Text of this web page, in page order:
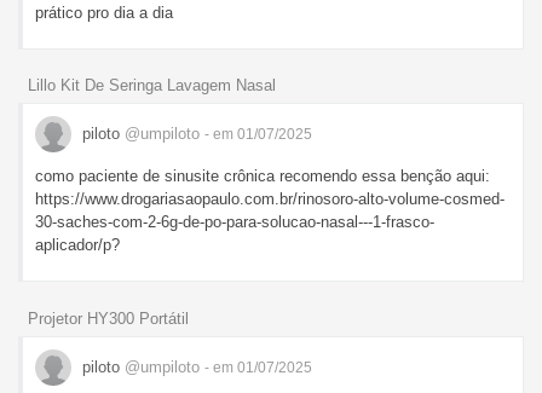
prático pro dia a dia
Lillo Kit De Seringa Lavagem Nasal
piloto @umpiloto - em 01/07/2025
como paciente de sinusite crônica recomendo essa benção aqui:
https://www.drogariasaopaulo.com.br/rinosoro-alto-volume-cosmed-
30-saches-com-2-6g-de-po-para-solucao-nasal---1-frasco-
aplicador/p?
Projetor HY300 Portátil
piloto @umpiloto - em 01/07/2025